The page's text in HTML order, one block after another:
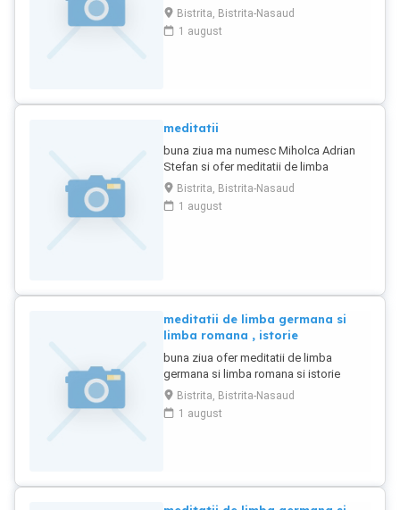
si limba germana pentru clasele de 5-12
Bistrita, Bistrita-Nasaud
1 august
meditatii
buna ziua ma numesc Miholca Adrian
Stefan si ofer meditatii de limba
germana si limba romana , pretul este
25 ron
Bistrita, Bistrita-Nasaud
1 august
meditatii de limba germana si
limba romana , istorie
buna ziua ofer meditatii de limba
germana si limba romana si istorie
pentru clasele 5-12
Bistrita, Bistrita-Nasaud
1 august